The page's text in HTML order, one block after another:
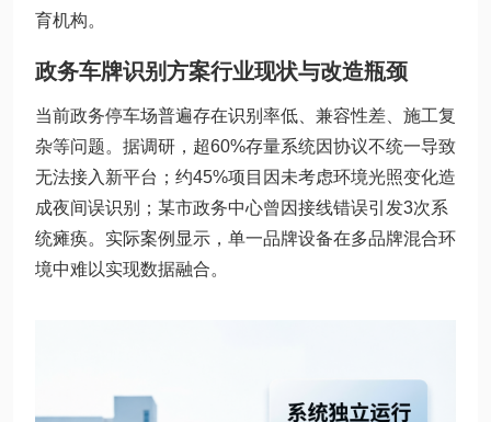
育机构。
政务车牌识别方案行业现状与改造瓶颈
当前政务停车场普遍存在识别率低、兼容性差、施工复
杂等问题。据调研，超60%存量系统因协议不统一导致
无法接入新平台；约45%项目因未考虑环境光照变化造
成夜间误识别；某市政务中心曾因接线错误引发3次系
统瘫痪。实际案例显示，单一品牌设备在多品牌混合环
境中难以实现数据融合。